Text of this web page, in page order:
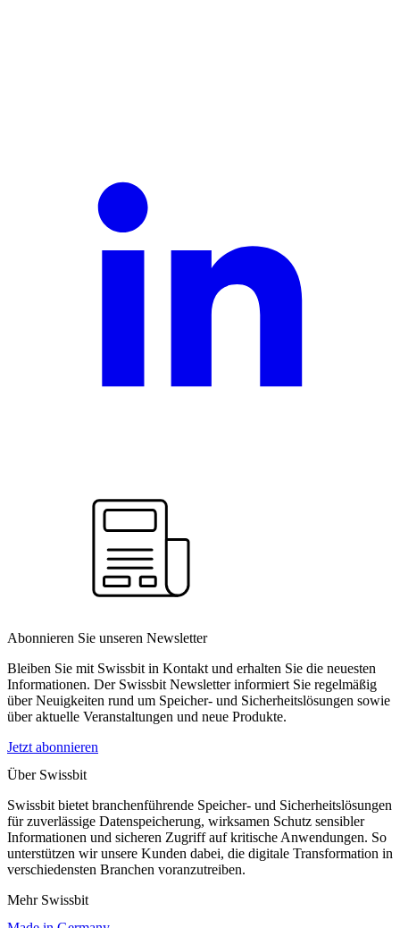
Abonnieren Sie unseren Newsletter
Bleiben Sie mit Swissbit in Kontakt und erhalten Sie die neuesten
Informationen. Der Swissbit Newsletter informiert Sie regelmäßig
über Neuigkeiten rund um Speicher- und Sicherheitslösungen sowie
über aktuelle Veranstaltungen und neue Produkte.
Jetzt abonnieren
Über Swissbit
Swissbit bietet branchenführende Speicher- und Sicherheitslösungen
für zuverlässige Datenspeicherung, wirksamen Schutz sensibler
Informationen und sicheren Zugriff auf kritische Anwendungen. So
unterstützen wir unsere Kunden dabei, die digitale Transformation in
verschiedensten Branchen voranzutreiben.
Mehr Swissbit